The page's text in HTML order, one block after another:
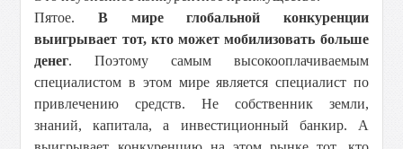
Пятое. В мире глобальной конкуренции
выигрывает тот, кто может мобилизовать больше
денег. Поэтому самым высокооплачиваемым
специалистом в этом мире является специалист по
привлечению средств. Не собственник земли,
знаний, капитала, а инвестиционный банкир. А